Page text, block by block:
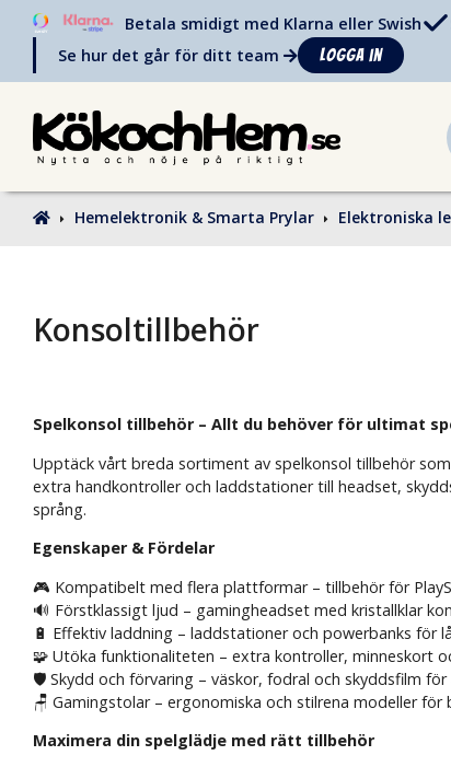
Betala smidigt med Klarna eller Swish
Se hur det går för ditt team
Logga in
Hemelektronik & Smarta Prylar Elektroniska
Konsoltillbehör
Spelkonsol tillbehör – Allt du behöver för ultimat
Upptäck vårt breda sortiment av spelkonsol tillbehör
extra handkontroller och laddstationer till headset,
språng.
Egenskaper & Fördelar
🎮 Kompatibelt med flera plattformar – tillbehör för
🔊 Förstklassigt ljud – gamingheadset med kristallklar
🔋 Effektiv laddning – laddstationer och powerbanks för
🧩 Utöka funktionaliteten – extra kontroller, minneskort
🛡️ Skydd och förvaring – väskor, fodral och skyddsfilm
🪑 Gamingstolar – ergonomiska och stilrena modeller
Maximera din spelglädje med rätt tillbehör